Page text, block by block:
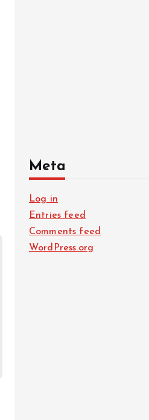
Meta
Log in
Entries feed
Comments feed
WordPress.org